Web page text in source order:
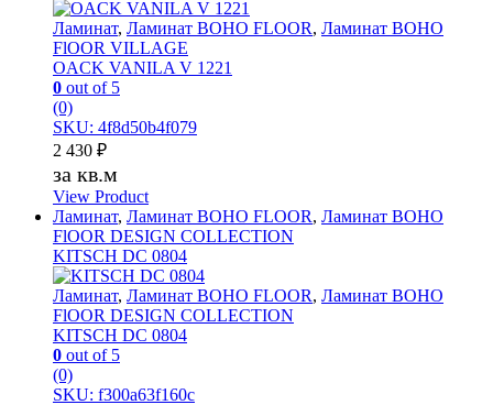
Ламинат, Ламинат BOHO FLOOR, Ламинат BOHO
FlOOR VILLAGE
OACK VANILA V 1221
0 out of 5
(0)
SKU: 4f8d50b4f079
2 430 ₽
за кв.м
View Product
Ламинат, Ламинат BOHO FLOOR, Ламинат BOHO
FlOOR DESIGN COLLECTION
KITSCH DC 0804
Ламинат, Ламинат BOHO FLOOR, Ламинат BOHO
FlOOR DESIGN COLLECTION
KITSCH DC 0804
0 out of 5
(0)
SKU: f300a63f160c